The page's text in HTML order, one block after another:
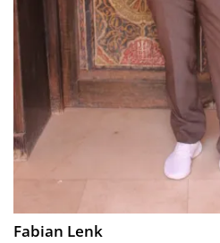
Fabian Lenk